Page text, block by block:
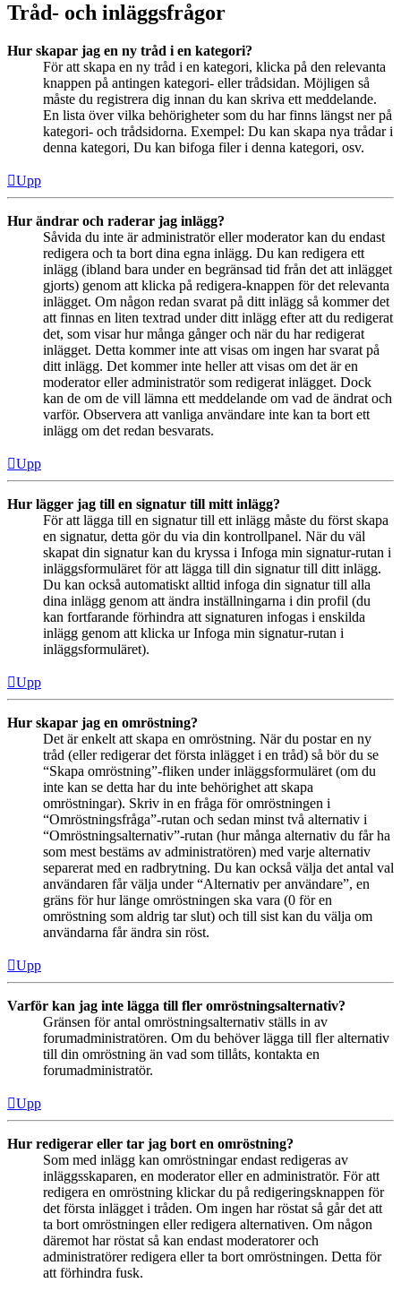
Tråd- och inläggsfrågor
Hur skapar jag en ny tråd i en kategori?
För att skapa en ny tråd i en kategori, klicka på den relevanta
knappen på antingen kategori- eller trådsidan. Möjligen så
måste du registrera dig innan du kan skriva ett meddelande.
En lista över vilka behörigheter som du har finns längst ner på
kategori- och trådsidorna. Exempel: Du kan skapa nya trådar i
denna kategori, Du kan bifoga filer i denna kategori, osv.
Upp
Hur ändrar och raderar jag inlägg?
Såvida du inte är administratör eller moderator kan du endast
redigera och ta bort dina egna inlägg. Du kan redigera ett
inlägg (ibland bara under en begränsad tid från det att inlägget
gjorts) genom att klicka på redigera-knappen för det relevanta
inlägget. Om någon redan svarat på ditt inlägg så kommer det
att finnas en liten textrad under ditt inlägg efter att du redigerat
det, som visar hur många gånger och när du har redigerat
inlägget. Detta kommer inte att visas om ingen har svarat på
ditt inlägg. Det kommer inte heller att visas om det är en
moderator eller administratör som redigerat inlägget. Dock
kan de om de vill lämna ett meddelande om vad de ändrat och
varför. Observera att vanliga användare inte kan ta bort ett
inlägg om det redan besvarats.
Upp
Hur lägger jag till en signatur till mitt inlägg?
För att lägga till en signatur till ett inlägg måste du först skapa
en signatur, detta gör du via din kontrollpanel. När du väl
skapat din signatur kan du kryssa i Infoga min signatur-rutan i
inläggsformuläret för att lägga till din signatur till ditt inlägg.
Du kan också automatiskt alltid infoga din signatur till alla
dina inlägg genom att ändra inställningarna i din profil (du
kan fortfarande förhindra att signaturen infogas i enskilda
inlägg genom att klicka ur Infoga min signatur-rutan i
inläggsformuläret).
Upp
Hur skapar jag en omröstning?
Det är enkelt att skapa en omröstning. När du postar en ny
tråd (eller redigerar det första inlägget i en tråd) så bör du se
“Skapa omröstning”-fliken under inläggsformuläret (om du
inte kan se detta har du inte behörighet att skapa
omröstningar). Skriv in en fråga för omröstningen i
“Omröstningsfråga”-rutan och sedan minst två alternativ i
“Omröstningsalternativ”-rutan (hur många alternativ du får ha
som mest bestäms av administratören) med varje alternativ
separerat med en radbrytning. Du kan också välja det antal val
användaren får välja under “Alternativ per användare”, en
gräns för hur länge omröstningen ska vara (0 för en
omröstning som aldrig tar slut) och till sist kan du välja om
användarna får ändra sin röst.
Upp
Varför kan jag inte lägga till fler omröstningsalternativ?
Gränsen för antal omröstningsalternativ ställs in av
forumadministratören. Om du behöver lägga till fler alternativ
till din omröstning än vad som tillåts, kontakta en
forumadministratör.
Upp
Hur redigerar eller tar jag bort en omröstning?
Som med inlägg kan omröstningar endast redigeras av
inläggsskaparen, en moderator eller en administratör. För att
redigera en omröstning klickar du på redigeringsknappen för
det första inlägget i tråden. Om ingen har röstat så går det att
ta bort omröstningen eller redigera alternativen. Om någon
däremot har röstat så kan endast moderatorer och
administratörer redigera eller ta bort omröstningen. Detta för
att förhindra fusk.